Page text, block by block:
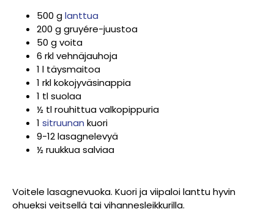
500 glanttua
200 g gruyére-juustoa
50 g voita
6 rkl vehnäjauhoja
1 l täysmaitoa
1 rkl kokojyväsinappia
1 tl suolaa
½ tl rouhittua valkopippuria
1 sitruunan kuori
9-12 lasagnelevyä
½ ruukkua salviaa
Voitele lasagnevuoka. Kuori ja viipaloi lanttu hyvin
ohueksi veitsellä tai vihannesleikkurilla.